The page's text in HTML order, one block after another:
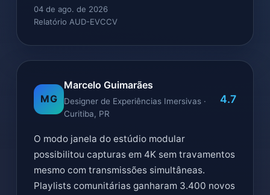
04 de ago. de 2026
Relatório AUD-EVCCV
MG
Marcelo Guimarães
Designer de Experiências Imersivas ·
Curitiba, PR
4.7
O modo janela do estúdio modular
possibilitou capturas em 4K sem travamentos
mesmo com transmissões simultâneas.
Playlists comunitárias ganharam 3.400 novos